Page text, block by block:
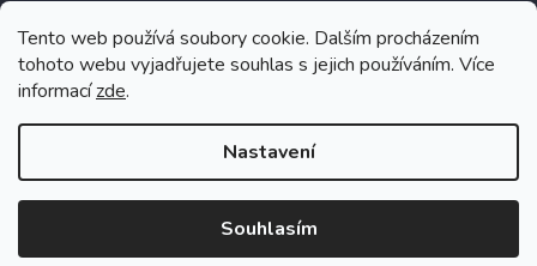
Tento web používá soubory cookie. Dalším procházením
tohoto webu vyjadřujete souhlas s jejich používáním. Více
informacízde.
Nastavení
Souhlasím
Sledovat na Instagramu
Vytvořil Shoptet